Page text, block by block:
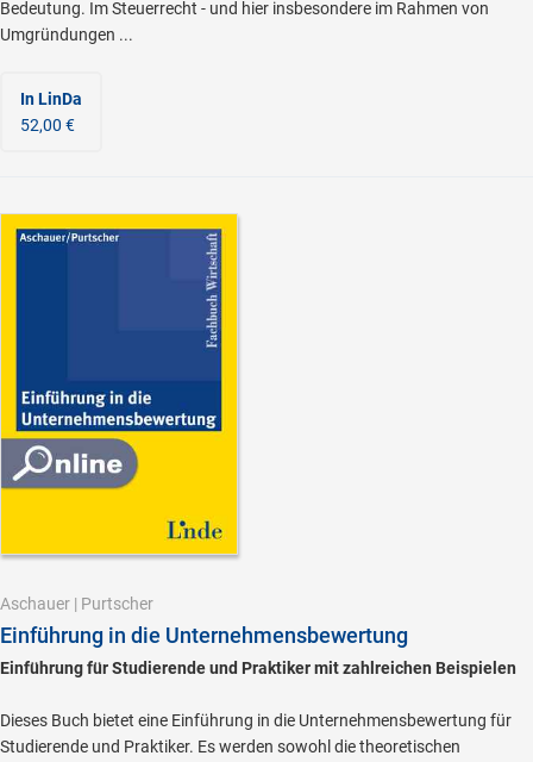
Bedeutung. Im Steuerrecht - und hier insbesondere im Rahmen von
Umgründungen ...
In LinDa
52,00 €
Aschauer | Purtscher
Einführung in die Unternehmensbewertung
Einführung für Studierende und Praktiker mit zahlreichen Beispielen
Dieses Buch bietet eine Einführung in die Unternehmensbewertung für
Studierende und Praktiker. Es werden sowohl die theoretischen